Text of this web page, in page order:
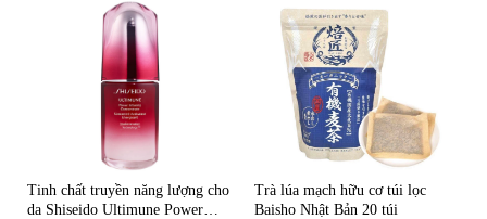
Tinh chất truyền năng lượng cho
da Shiseido Ultimune Power
Trà lúa mạch hữu cơ túi lọc
Baisho Nhật Bản 20 túi